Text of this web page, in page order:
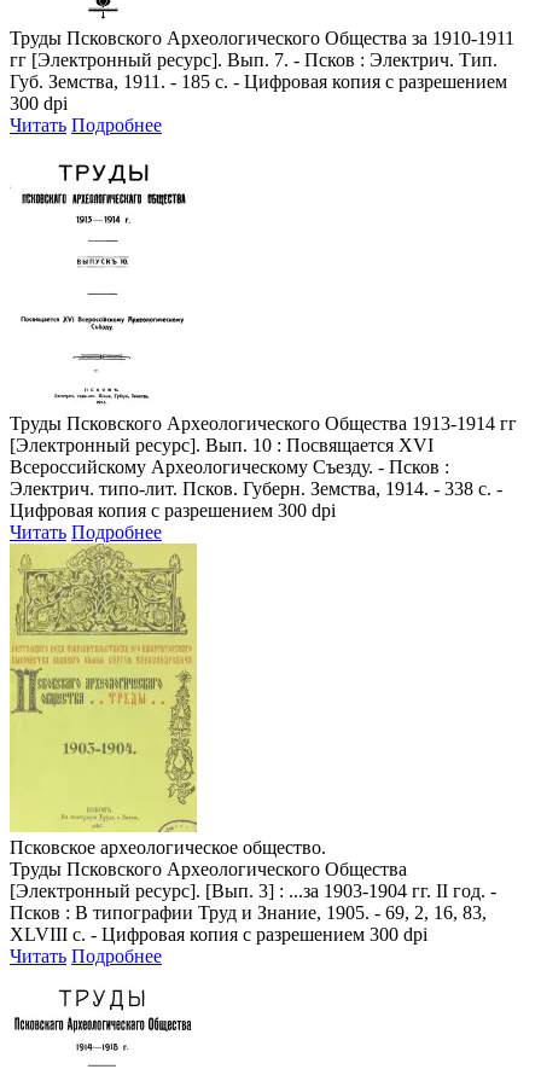
Труды Псковского Археологического Общества за 1910-1911
гг [Электронный ресурс]. Вып. 7. - Псков : Электрич. Тип.
Губ. Земства, 1911. - 185 с. - Цифровая копия с разрешением
300 dpi
Читать Подробнее
Труды Псковского Археологического Общества 1913-1914 гг
[Электронный ресурс]. Вып. 10 : Посвящается XVI
Всероссийскому Археологическому Съезду. - Псков :
Электрич. типо-лит. Псков. Губерн. Земства, 1914. - 338 с. -
Цифровая копия с разрешением 300 dpi
Читать Подробнее
Псковское археологическое общество.
Труды Псковского Археологического Общества
[Электронный ресурс]. [Вып. 3] : ...за 1903-1904 гг. II год. -
Псков : В типографии Труд и Знание, 1905. - 69, 2, 16, 83,
XLVIII с. - Цифровая копия с разрешением 300 dpi
Читать Подробнее